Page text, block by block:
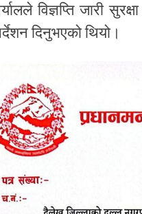
विज्ञप्ति जारी
दिनुभएको थियो।